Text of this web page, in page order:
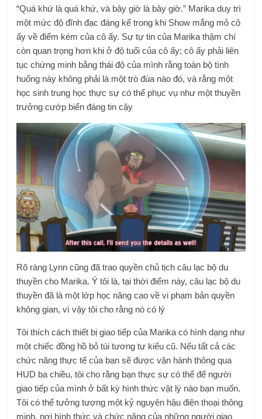
“Quá khứ là quá khứ, và bây giờ là bây giờ.” Marika duy trì
một mức độ đĩnh đạc đáng kể trong khi Show mắng mỏ cô
ấy về điểm kém của cô ấy. Sự tự tin của Marika thậm chí
còn quan trọng hơn khi ở độ tuổi của cô ấy; cô ấy phải liên
tục chứng minh bằng thái độ của mình rằng toàn bộ tình
huống này không phải là một trò đùa nào đó, và rằng một
học sinh trung học thực sự có thể phục vụ như một thuyền
trưởng cướp biển đáng tin cậy
Rõ ràng Lynn cũng đã trao quyền chủ tịch câu lạc bộ du
thuyền cho Marika. Ý tôi là, tại thời điểm này, câu lạc bộ du
thuyền đã là một lớp học nâng cao về vi phạm bản quyền
không gian, vì vậy tôi cho rằng nó có lý
Tôi thích cách thiết bị giao tiếp của Marika có hình dạng như
một chiếc đồng hồ bỏ túi tương tự kiểu cũ. Nếu tất cả các
chức năng thực tế của bạn sẽ được vận hành thông qua
HUD ba chiều, tôi cho rằng bạn thực sự có thể để người
giao tiếp của mình ở bất kỳ hình thức vật lý nào bạn muốn.
Tôi có thể tưởng tượng một kỷ nguyên hậu điện thoại thông
minh, nơi hình thức và chức năng của những người giao